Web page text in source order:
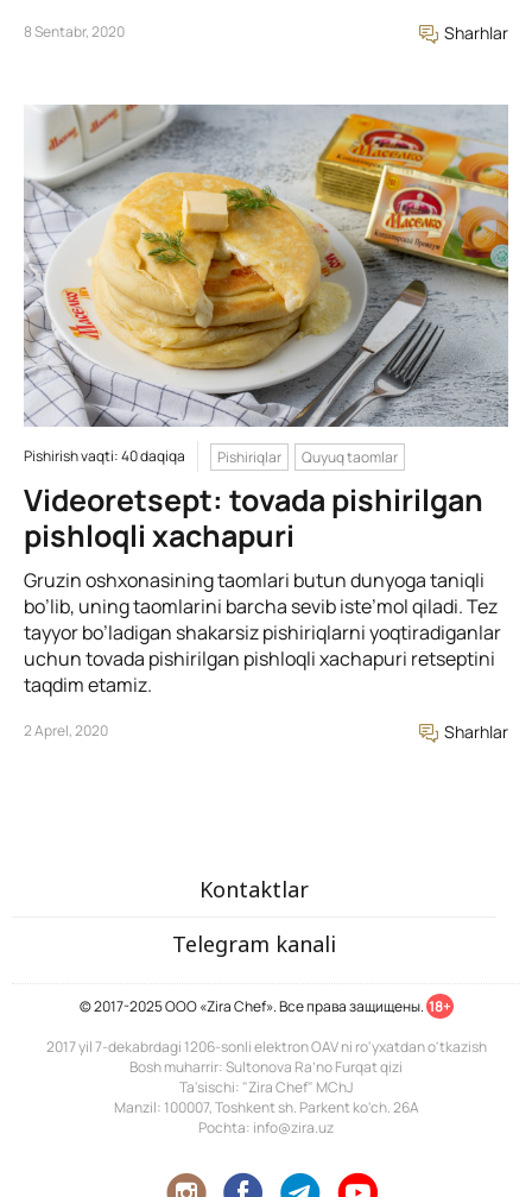
8 Sentabr, 2020 Sharhlar
Pishirish vaqti: 40 daqiqa Pishiriqlar Quyuq taomlar
Videoretsept: tovada pishirilgan
pishloqli xachapuri
Gruzin oshxonasining taomlari butun dunyoga taniqli
bo’lib, uning taomlarini barcha sevib iste’mol qiladi. Tez
tayyor bo’ladigan shakarsiz pishiriqlarni yoqtiradiganlar
uchun tovada pishirilgan pishloqli xachapuri retseptini
taqdim etamiz.
2 Aprel, 2020 Sharhlar
Kontaktlar
Telegram kanali
© 2017-2025 ООО «Zira Chef». Все права защищены. 18+
2017 yil 7-dekabrdagi 1206-sonli elektron OAV ni ro'yxatdan o'tkazish
Bosh muharrir: Sultonova Ra’no Furqat qizi
Ta'sischi: "Zira Chef" MChJ
Manzil: 100007, Toshkent sh. Parkent ko'ch. 26A
Pochta: info@zira.uz